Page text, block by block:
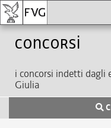
Concorsi
i concorsi indetti dagli
Giulia